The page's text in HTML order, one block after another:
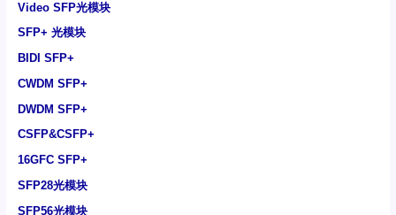
Video SFP光模块
SFP+ 光模块
BIDI SFP+
CWDM SFP+
DWDM SFP+
CSFP&CSFP+
16GFC SFP+
SFP28光模块
SFP56光模块